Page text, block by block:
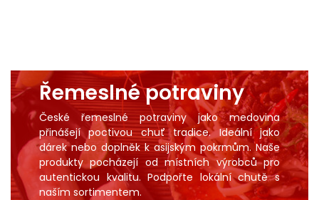
Řemeslné potraviny
České řemeslné potraviny jako medovina
přinášejí poctivou chuť tradice. Ideální jako
dárek nebo doplněk k asijským pokrmům. Naše
produkty pocházejí od místních výrobců pro
autentickou kvalitu. Podpořte lokální chutě s
naším sortimentem.